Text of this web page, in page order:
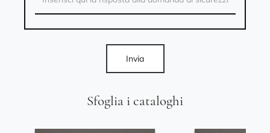
Sfoglia i cataloghi
Invia